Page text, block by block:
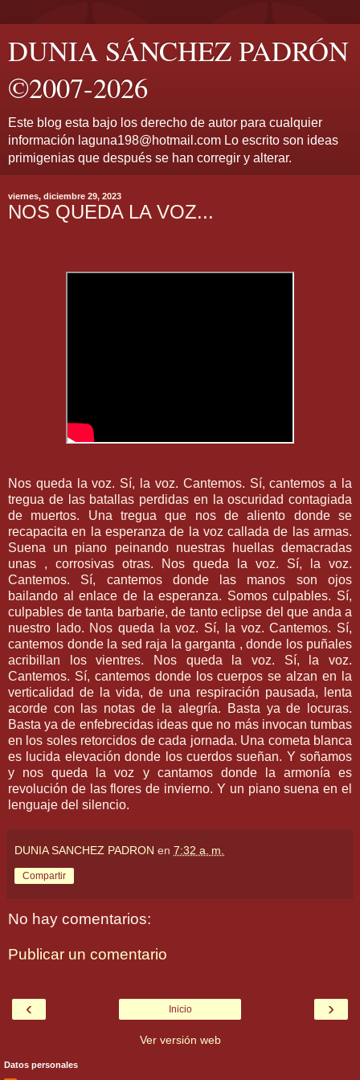
DUNIA SÁNCHEZ PADRÓN
©2007-2026
Este blog esta bajo los derecho de autor para cualquier
información laguna198@hotmail.com Lo escrito son ideas
primigenias que después se han corregir y alterar.
viernes, diciembre 29, 2023
NOS QUEDA LA VOZ...
Nos queda la voz. Sí, la voz. Cantemos. Sí, cantemos a la
tregua de las batallas perdidas en la oscuridad contagiada
de muertos. Una tregua que nos de aliento donde se
recapacita en la esperanza de la voz callada de las armas.
Suena un piano peinando nuestras huellas demacradas
unas , corrosivas otras. Nos queda la voz. Sí, la voz.
Cantemos. Sí, cantemos donde las manos son ojos
bailando al enlace de la esperanza. Somos culpables. Sí,
culpables de tanta barbarie, de tanto eclipse del que anda a
nuestro lado. Nos queda la voz. Sí, la voz. Cantemos. Sí,
cantemos donde la sed raja la garganta , donde los puñales
acribillan los vientres. Nos queda la voz. Sí, la voz.
Cantemos. Sí, cantemos donde los cuerpos se alzan en la
verticalidad de la vida, de una respiración pausada, lenta
acorde con las notas de la alegría. Basta ya de locuras.
Basta ya de enfebrecidas ideas que no más invocan tumbas
en los soles retorcidos de cada jornada. Una cometa blanca
es lucida elevación donde los cuerdos sueñan. Y soñamos
y nos queda la voz y cantamos donde la armonía es
revolución de las flores de invierno. Y un piano suena en el
lenguaje del silencio.
DUNIA SANCHEZ PADRON en 7:32 a. m.
Compartir
No hay comentarios:
Publicar un comentario
‹ ›
Inicio
Ver versión web
Datos personales